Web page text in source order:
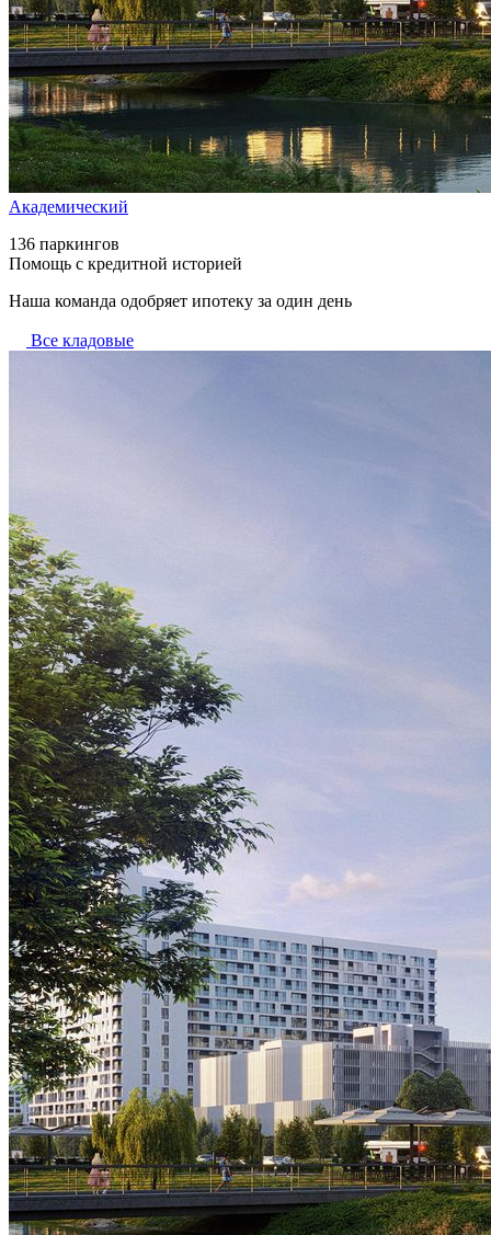
Академический
136 паркингов
Помощь с кредитной историей
Наша команда одобряет ипотеку за один день
Все кладовые